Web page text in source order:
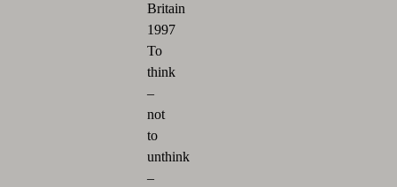
Britain
1997
To
think
–
not
to
unthink
–